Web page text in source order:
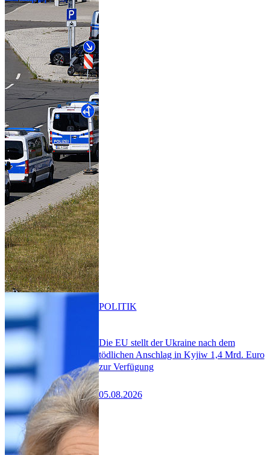
Die EU stellt der Ukraine nach dem
tödlichen Anschlag in Kyjiw 1,4 Mrd. Euro
zur Verfügung
05.08.2026
POLITIK